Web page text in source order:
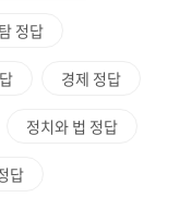
정답
경제 정답
정치와 법 정답
답